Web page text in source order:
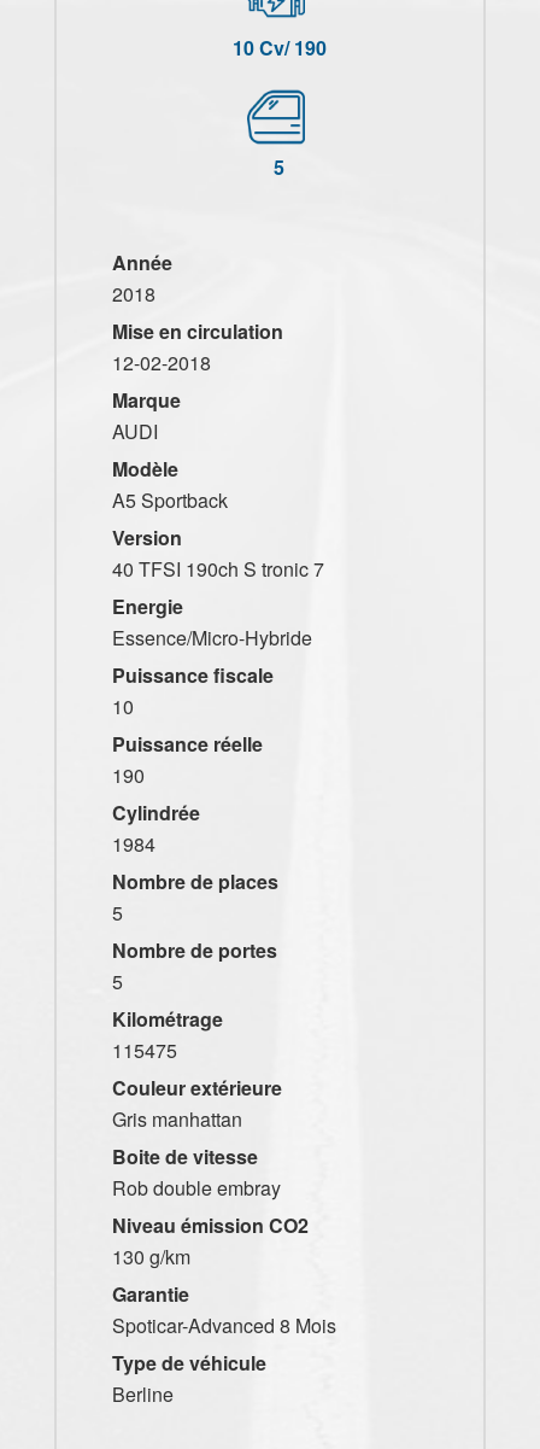
10 Cv/ 190
5
Année
2018
Mise en circulation
12-02-2018
Marque
AUDI
Modèle
A5 Sportback
Version
40 TFSI 190ch S tronic 7
Energie
Essence/Micro-Hybride
Puissance fiscale
10
Puissance réelle
190
Cylindrée
1984
Nombre de places
5
Nombre de portes
5
Kilométrage
115475
Couleur extérieure
Gris manhattan
Boite de vitesse
Rob double embray
Niveau émission CO2
130 g/km
Garantie
Spoticar-Advanced 8 Mois
Type de véhicule
Berline